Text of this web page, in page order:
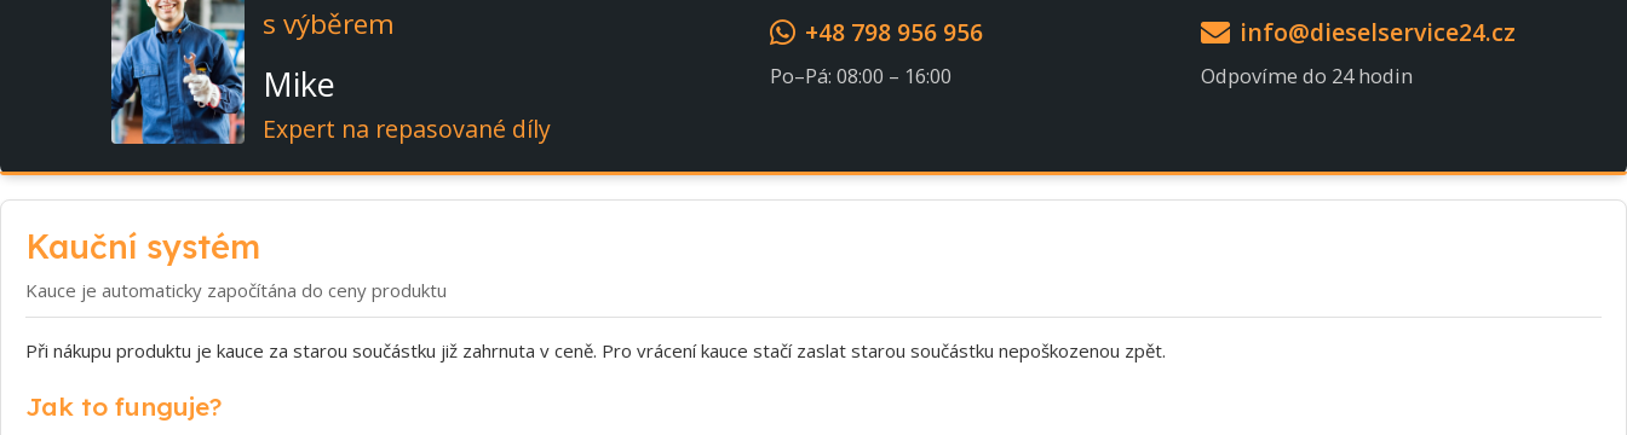
s výběrem
Mike
Expert na repasované díly
+48 798 956 956
Po–Pá: 08:00 – 16:00
info@dieselservice24.cz
Odpovíme do 24 hodin
Kauční systém
Kauce je automaticky započítána do ceny produktu
Při nákupu produktu je kauce za starou součástku již zahrnuta v ceně. Pro vrácení kauce stačí zaslat starou součástku nepoškozenou zpět.
Jak to funguje?